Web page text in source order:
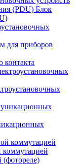
Блок
для приборов
контакта
коммутацией